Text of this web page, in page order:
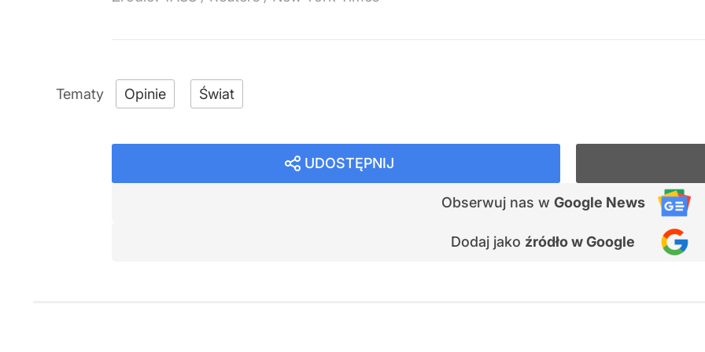
Opinie Świat
UDOSTĘPNIJ
Obserwuj nas w Google News
Dodaj jako źródło w Google